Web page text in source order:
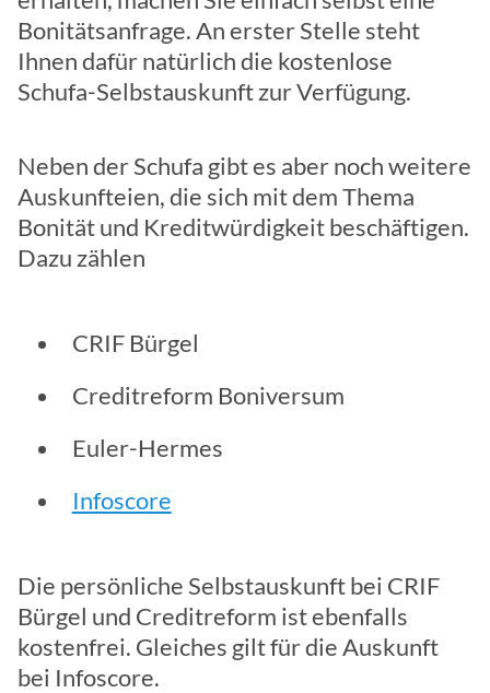
Bonitätsanfrage. An erster Stelle steht
Ihnen dafür natürlich die kostenlose
Schufa-Selbstauskunft zur Verfügung.
Neben der Schufa gibt es aber noch weitere
Auskunfteien, die sich mit dem Thema
Bonität und Kreditwürdigkeit beschäftigen.
Dazu zählen
CRIF Bürgel
Creditreform Boniversum
Euler-Hermes
Infoscore
Die persönliche Selbstauskunft bei CRIF
Bürgel und Creditreform ist ebenfalls
kostenfrei. Gleiches gilt für die Auskunft
bei Infoscore.